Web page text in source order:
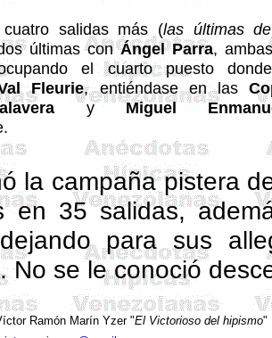
salidas más (las últimas
últimas conÁngel Parra,
el cuarto puesto
Fleurie, entiéndase en las
yMiguel
la campaña pistera
en 35 salidas,
para sus
No se le conoció
Ramón MarínYzer"El Victorioso del hipismo"